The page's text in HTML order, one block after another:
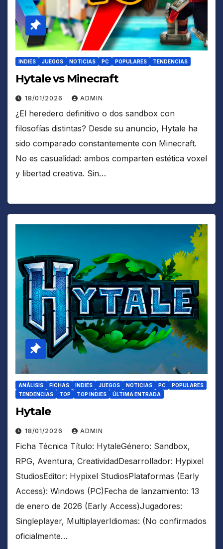
INDIES JUEGOS NOTICIAS PC POPULARES TENDENCIAS
Hytale vs Minecraft
18/01/2026 ADMIN
¿El heredero definitivo o dos sandbox con
filosofías distintas? Desde su anuncio, Hytale ha
sido comparado constantemente con Minecraft.
No es casualidad: ambos comparten estética voxel
y libertad creativa. Sin…
ANÁLISIS FICHAS INDIES JUEGOS NOTICIAS PC
POPULARES
TENDENCIAS
TOP TOP INDIES ÚLTIMA ENTRADA
Hytale
18/01/2026 ADMIN
Ficha Técnica Título: HytaleGénero: Sandbox,
RPG, Aventura, CreatividadDesarrollador: Hypixel
StudiosEditor: Hypixel StudiosPlataformas (Early
Access): Windows (PC)Fecha de lanzamiento: 13
de enero de 2026 (Early Access)Jugadores:
Singleplayer, MultiplayerIdiomas: (No confirmados
oficialmente…